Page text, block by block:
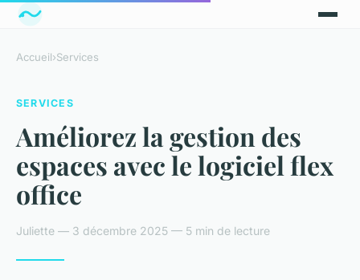
Accueil›Services
SERVICES
Améliorez la gestion des
espaces avec le logiciel flex
office
Juliette — 3 décembre 2025 — 5 min de lecture